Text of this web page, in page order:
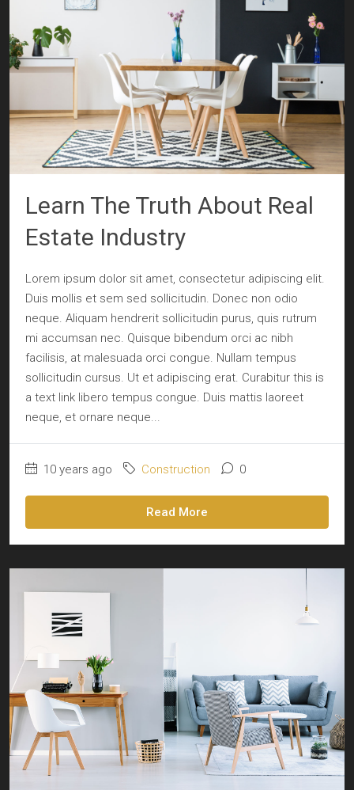
Learn The Truth About Real
Estate Industry
Lorem ipsum dolor sit amet, consectetur adipiscing elit.
Duis mollis et sem sed sollicitudin. Donec non odio
neque. Aliquam hendrerit sollicitudin purus, quis rutrum
mi accumsan nec. Quisque bibendum orci ac nibh
facilisis, at malesuada orci congue. Nullam tempus
sollicitudin cursus. Ut et adipiscing erat. Curabitur this is
a text link libero tempus congue. Duis mattis laoreet
neque, et ornare neque...
10 years ago Construction 0
Read More